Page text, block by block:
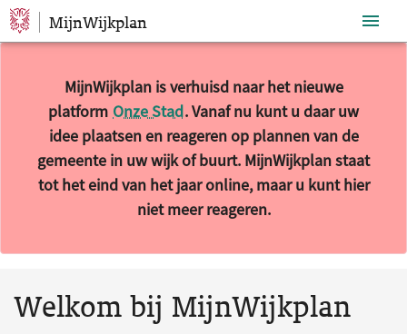
Sla navigatie over
MijnWijkplan
MijnWijkplan is verhuisd naar het nieuwe
platform Onze Stad. Vanaf nu kunt u daar uw
idee plaatsen en reageren op plannen van de
gemeente in uw wijk of buurt. MijnWijkplan staat
tot het eind van het jaar online, maar u kunt hier
niet meer reageren.
Welkom bij MijnWijkplan